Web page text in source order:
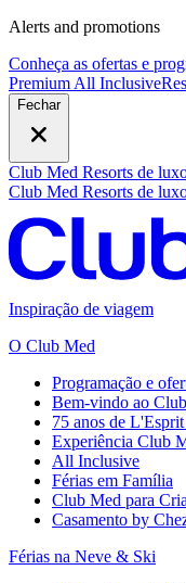
Alerts and promotions
Conheça as ofertas e
Premium All InclusiveR
Fechar
Club Med Resorts de
Club Med Resorts de
Inspiração de viagem
O Club Med
Programação e
Bem-vindo ao Club
75 anos de
Experiência Club
All Inclusive
Férias em Família
Club Med para
Casamento by
Férias na Neve & Ski